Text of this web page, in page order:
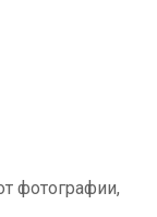
фотографии,